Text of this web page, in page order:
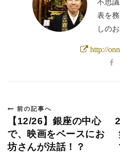
表を
しの
http://
前の記事へ
【12/26】銀座の中心
で、映画をベースにお
坊さんが法話！？